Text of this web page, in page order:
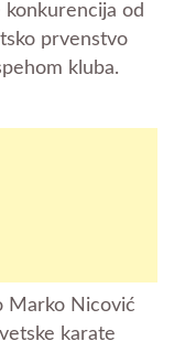
od
prvenstvo
kluba.
Marko Nicović
karate